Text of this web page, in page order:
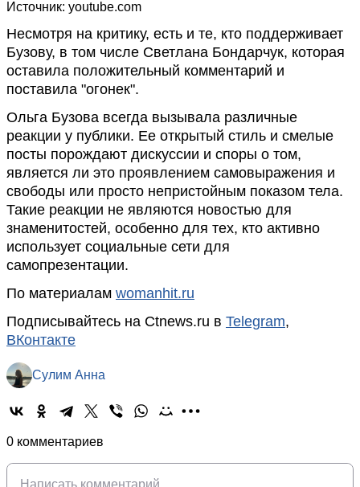
Источник: youtube.com
Несмотря на критику, есть и те, кто поддерживает
Бузову, в том числе Светлана Бондарчук, которая
оставила положительный комментарий и
поставила "огонек".
Ольга Бузова всегда вызывала различные
реакции у публики. Ее открытый стиль и смелые
посты порождают дискуссии и споры о том,
является ли это проявлением самовыражения и
свободы или просто непристойным показом тела.
Такие реакции не являются новостью для
знаменитостей, особенно для тех, кто активно
использует социальные сети для
самопрезентации.
По материалам womanhit.ru
Подписывайтесь на Ctnews.ru в Telegram,
ВКонтакте
Сулим Анна
0 комментариев